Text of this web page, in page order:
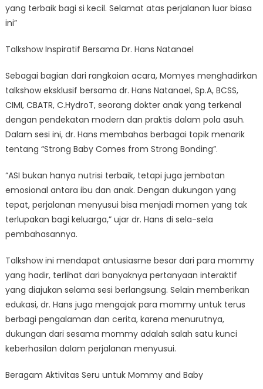
yang terbaik bagi si kecil. Selamat atas perjalanan luar biasa
ini”
Talkshow Inspiratif Bersama Dr. Hans Natanael
Sebagai bagian dari rangkaian acara, Momyes menghadirkan
talkshow eksklusif bersama dr. Hans Natanael, Sp.A, BCSS,
CIMI, CBATR, C.HydroT, seorang dokter anak yang terkenal
dengan pendekatan modern dan praktis dalam pola asuh.
Dalam sesi ini, dr. Hans membahas berbagai topik menarik
tentang “Strong Baby Comes from Strong Bonding”.
“ASI bukan hanya nutrisi terbaik, tetapi juga jembatan
emosional antara ibu dan anak. Dengan dukungan yang
tepat, perjalanan menyusui bisa menjadi momen yang tak
terlupakan bagi keluarga,” ujar dr. Hans di sela-sela
pembahasannya.
Talkshow ini mendapat antusiasme besar dari para mommy
yang hadir, terlihat dari banyaknya pertanyaan interaktif
yang diajukan selama sesi berlangsung. Selain memberikan
edukasi, dr. Hans juga mengajak para mommy untuk terus
berbagi pengalaman dan cerita, karena menurutnya,
dukungan dari sesama mommy adalah salah satu kunci
keberhasilan dalam perjalanan menyusui.
Beragam Aktivitas Seru untuk Mommy and Baby